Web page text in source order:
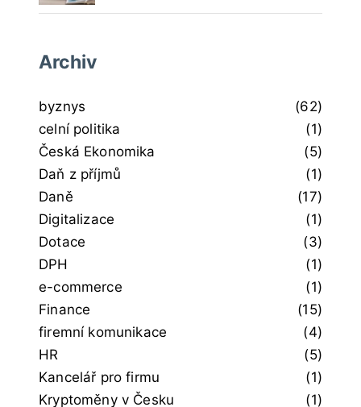
Archiv
byznys
(62)
celní politika
(1)
Česká Ekonomika
(5)
Daň z příjmů
(1)
Daně
(17)
Digitalizace
(1)
Dotace
(3)
DPH
(1)
e-commerce
(1)
Finance
(15)
firemní komunikace
(4)
HR
(5)
Kancelář pro firmu
(1)
Kryptoměny v Česku
(1)